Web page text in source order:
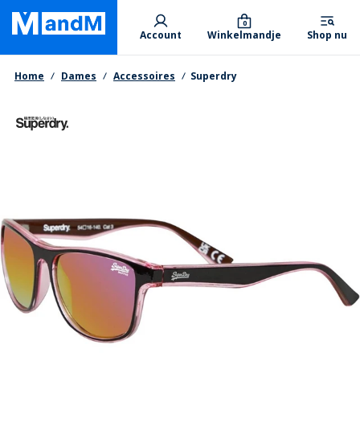
Skip
main
content
Primary departments
Account Winkelmandje
0
Shop nu
Kruimelpad
Home Dames Accessoires Superdry